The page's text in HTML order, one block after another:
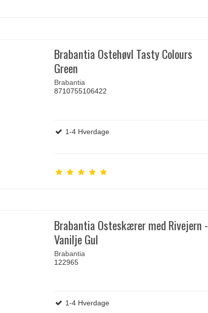
Brabantia Ostehøvl Tasty Colours
Green
Brabantia
8710755106422
1-4 Hverdage
Brabantia Osteskærer med Rivejern -
Vanilje Gul
Brabantia
122965
1-4 Hverdage